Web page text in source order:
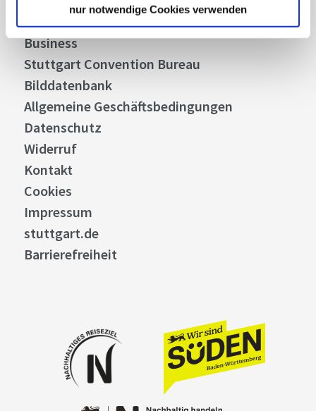
nur notwendige Cookies verwenden
Presse
Business
Stuttgart Convention Bureau
Bilddatenbank
Allgemeine Geschäftsbedingungen
Datenschutz
Widerruf
Kontakt
Cookies
Impressum
stuttgart.de
Barrierefreiheit